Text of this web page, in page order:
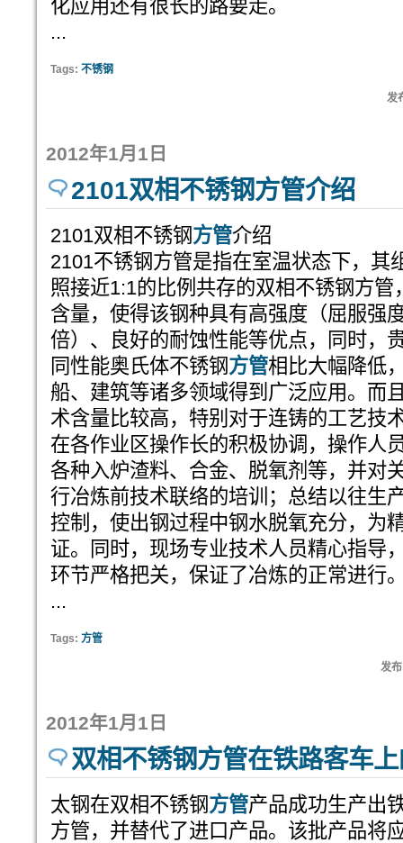
化应用还有很长的路要走。
...
Tags: 不锈钢
发
2012年1月1日
2101双相不锈钢方管介绍
2101双相不锈钢方管介绍
2101不锈钢方管是指在室温状态下，其
照接近1:1的比例共存的双相不锈钢方
含量，使得该钢种具有高强度（屈服强
倍）、良好的耐蚀性能等优点，同时，
同性能奥氏体不锈钢方管相比大幅降低
船、建筑等诸多领域得到广泛应用。而
术含量比较高，特别对于连铸的工艺技
在各作业区操作长的积极协调，操作人
各种入炉渣料、合金、脱氧剂等，并对
行冶炼前技术联络的培训；总结以往生
控制，使出钢过程中钢水脱氧充分，为
证。同时，现场专业技术人员精心指导
环节严格把关，保证了冶炼的正常进行
...
Tags: 方管
发
2012年1月1日
双相不锈钢方管在铁路客车
太钢在双相不锈钢方管产品成功生产出
方管，并替代了进口产品。该批产品将